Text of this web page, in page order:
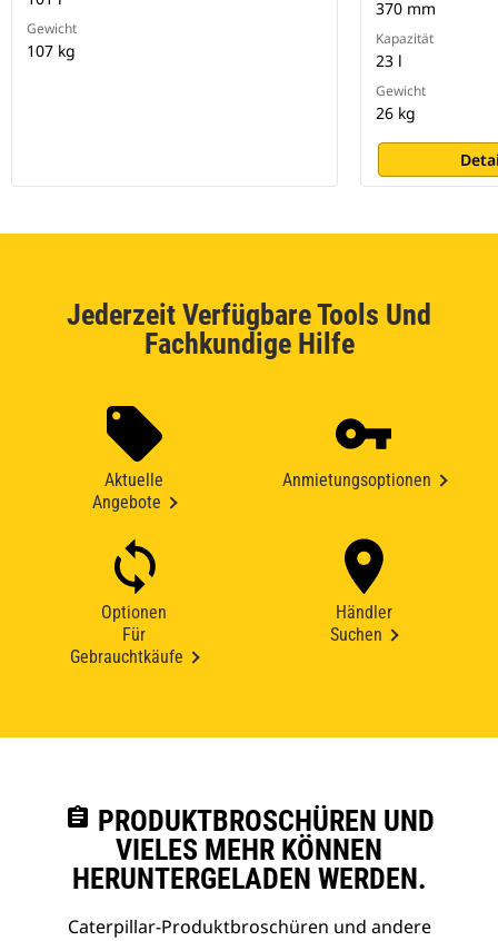
Gewicht
107 kg
370 mm
Kapazität
23 l
Gewicht
26 kg
Jederzeit Verfügbare Tools Und
Fachkundige Hilfe
Aktuelle
Angebote
Anmietungsoptionen
Optionen
Für
Gebrauchtkäufe
Händler
Suchen
assignment PRODUKTBROSCHÜREN UND
VIELES MEHR KÖNNEN
HERUNTERGELADEN WERDEN.
Caterpillar-Produktbroschüren und andere